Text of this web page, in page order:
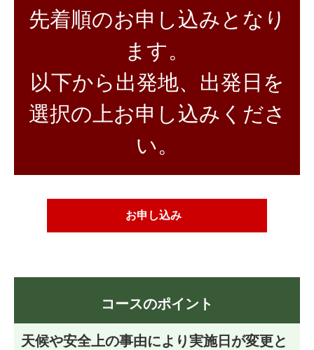
先着順のお申し込みとなり
ます。
以下から出発地、出発日を
選択の上お申し込みくださ
い。
お申し込み
コースのポイント
天候や安全上の事由により実施日が変更と